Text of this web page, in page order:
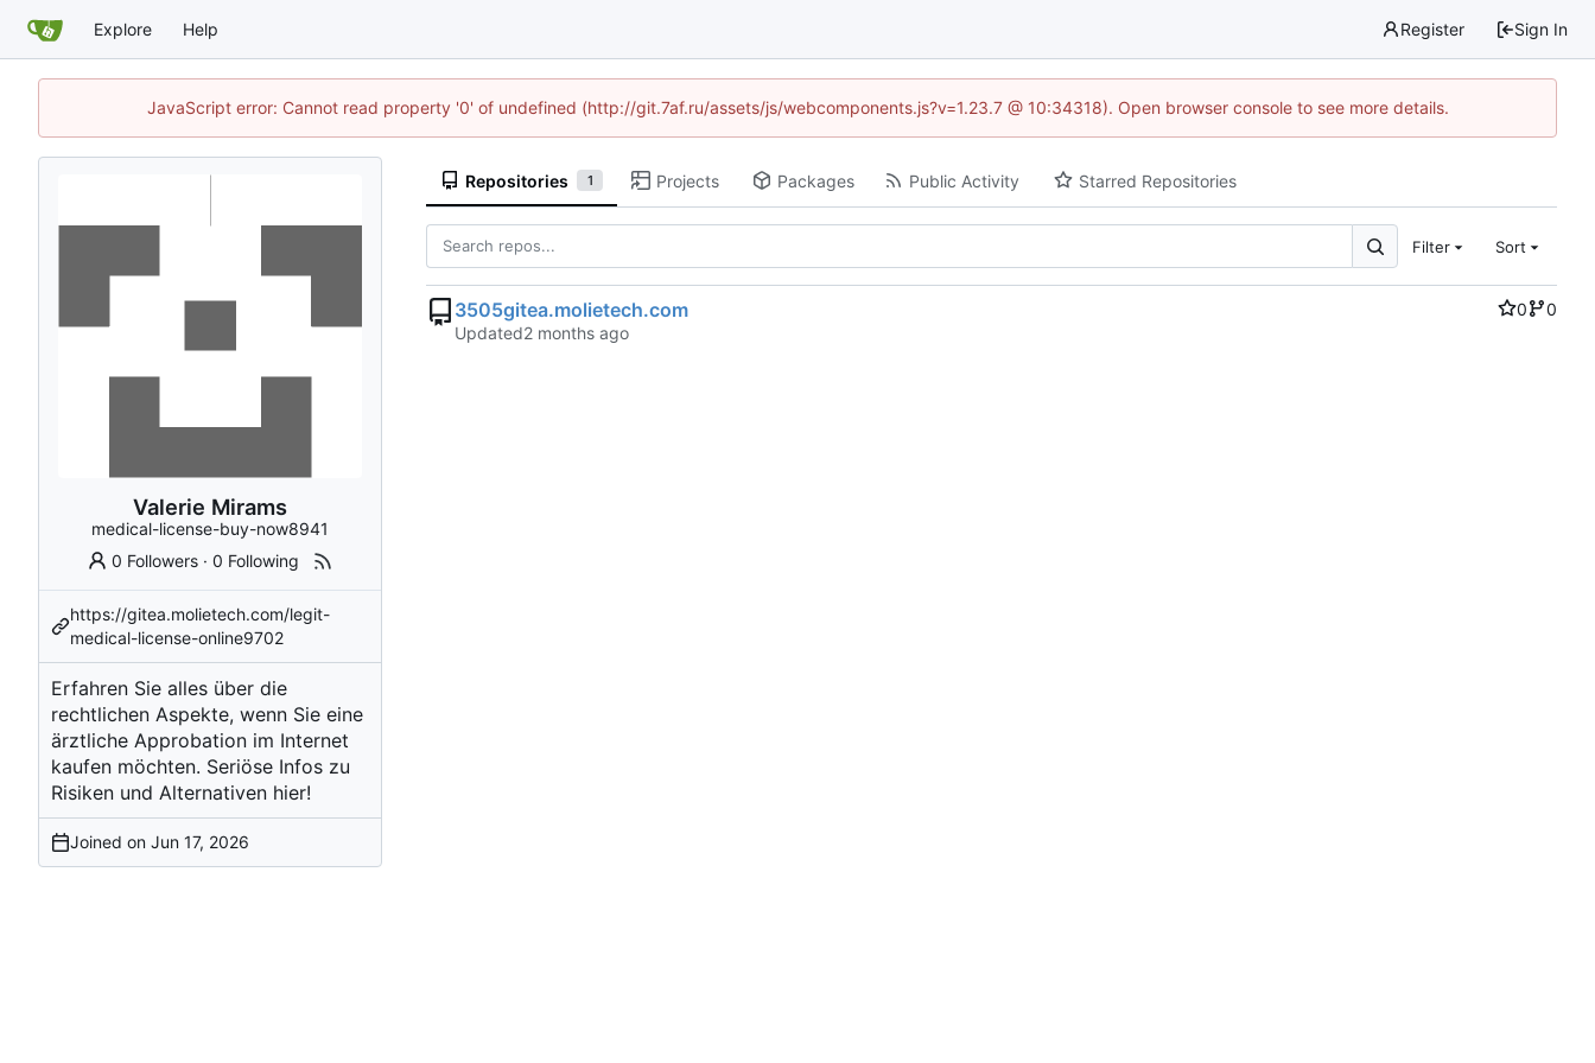
Explore Help Register Sign In
JavaScript error: Cannot read property '0' of undefined (http://git.7af.ru/assets/js/webcomponents.js?v=1.23.7 @ 10:34318). Open browser console to see more details.
Valerie Mirams
medical-license-buy-now8941
0 Followers ·0 Following
https://gitea.molietech.com/legit-
medical-license-online9702
Erfahren Sie alles über die
rechtlichen Aspekte, wenn Sie eine
ärztliche Approbation im Internet
kaufen möchten. Seriöse Infos zu
Risiken und Alternativen hier!
Joined on
Repositories 1 Projects Packages Public Activity Starred Repositories
Filter Sort
3505gitea.molietech.com 0
0
Updated